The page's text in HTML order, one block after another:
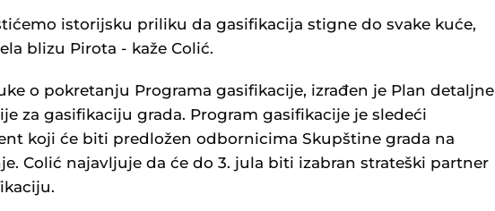
istorijsku priliku da gasifikacija stigne do svake kuće,
blizu Pirota - kaže Colić.
o pokretanju Programa gasifikacije, izrađen je Plan detaljne
za gasifikaciju grada. Program gasifikacije je sledeći
koji će biti predložen odbornicima Skupštine grada na
Colić najavljuje da će do 3. jula biti izabran strateški partner